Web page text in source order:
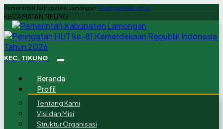
Pemerintah Kabupaten Lamongan lamongankab.go.id
KECAMATAN TIKUNG
KEC. TIKUNG
Beranda
Profil
Tentang Kami
Visi dan Misi
Struktur Organisasi